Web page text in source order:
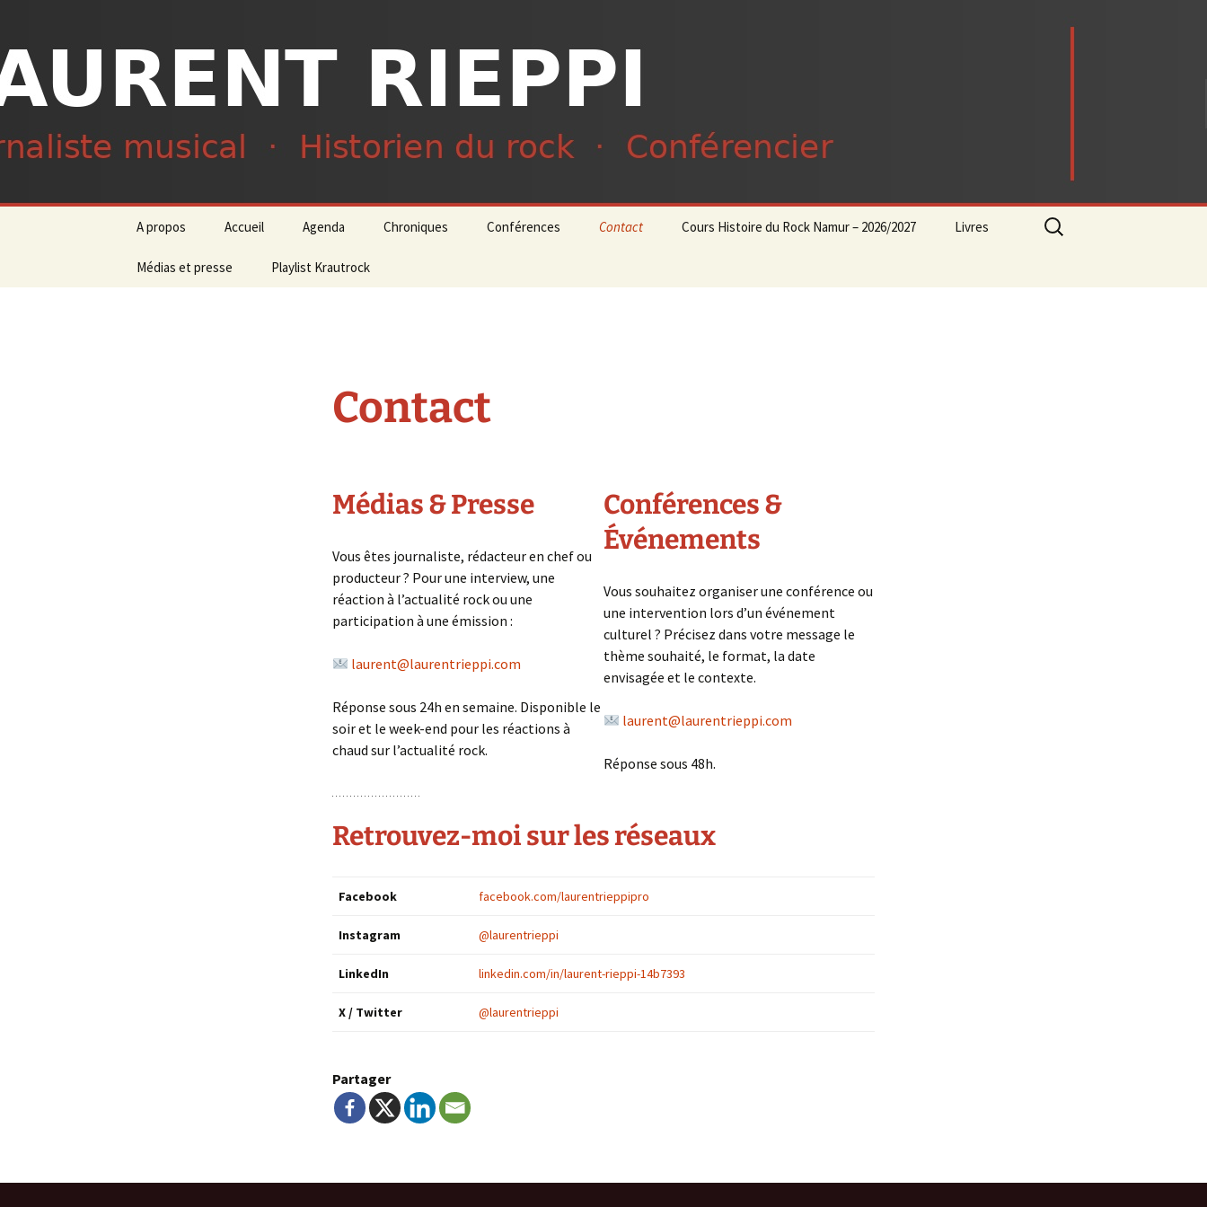
Laurent Rieppi
contenu
A propos Accueil Agenda Chroniques Conférences Contact Cours Histoire du Rock Namur – 2026/2027 Livres
Médias et presse Playlist Krautrock
Rechercher :
Contact
Médias & Presse
Vous êtes journaliste, rédacteur en chef ou
producteur ? Pour une interview, une
réaction à l’actualité rock ou une
participation à une émission :
laurent@laurentrieppi.com
Réponse sous 24h en semaine. Disponible le
soir et le week-end pour les réactions à
chaud sur l’actualité rock.
Conférences &
Événements
Vous souhaitez organiser une conférence ou
une intervention lors d’un événement
culturel ? Précisez dans votre message le
thème souhaité, le format, la date
envisagée et le contexte.
laurent@laurentrieppi.com
Réponse sous 48h.
Retrouvez-moi sur les réseaux
Facebook facebook.com/laurentrieppipro
Instagram @laurentrieppi
LinkedIn linkedin.com/in/laurent-rieppi-14b7393
X / Twitter @laurentrieppi
Partager